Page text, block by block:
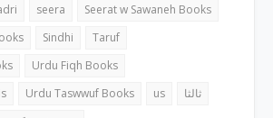
seera
Seerat w Sawaneh Books
Sindhi
Taruf
Urdu Fiqh Books
Urdu Taswwuf Books us
ثالثا